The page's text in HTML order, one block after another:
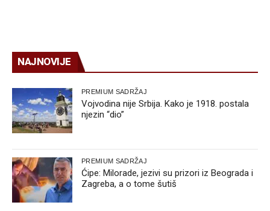
NAJNOVIJE
PREMIUM SADRŽAJ
Vojvodina nije Srbija. Kako je 1918. postala
njezin “dio”
PREMIUM SADRŽAJ
Ćipe: Milorade, jezivi su prizori iz Beograda i
Zagreba, a o tome šutiš